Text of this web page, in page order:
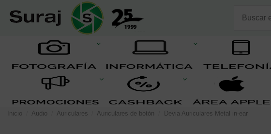
Inicio Audio Auriculares Auriculares de botón Devia Auriculares Metal in-ear